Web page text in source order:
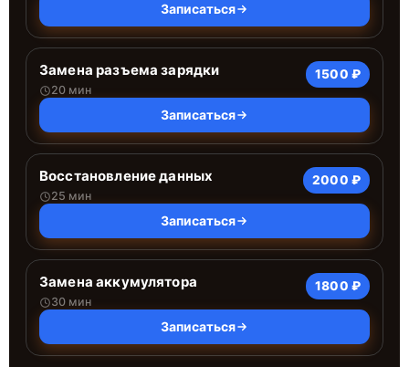
Записаться
Замена разъема зарядки
20 мин
1500 ₽
Записаться
Восстановление данных
25 мин
2000 ₽
Записаться
Замена аккумулятора
30 мин
1800 ₽
Записаться